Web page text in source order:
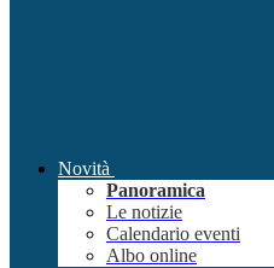
Novità
Panoramica
Le notizie
Calendario eventi
Albo online